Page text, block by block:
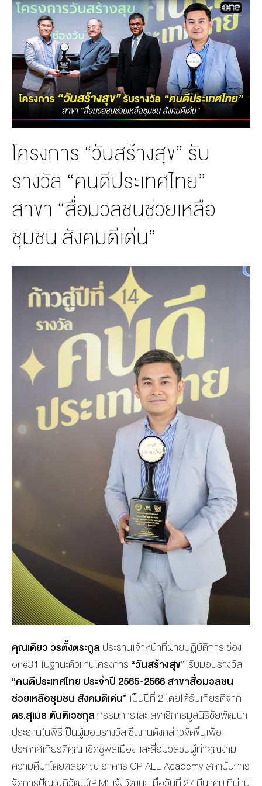
BOARD OF
DIRECTORS
MANAGEMENT
TEAM
ORGANIZATION
CHART
AWARDS
ACTS
STUDIO
โครงการ “วันสร้างสุข” รับ
รางวัล “คนดีประเทศไทย”
สาขา “สื่อมวลชนช่วยเหลือ
ชุมชน สังคมดีเด่น”
คุณเดียว วรตั้งตระกูล ประธานเจ้าหน้าที่ฝ่ายปฏิบัติการ ช่อง
one31 ในฐานะตัวแทนโครงการ “วันสร้างสุข” รับมอบรางวัล
“คนดีประเทศไทย ประจำปี 2565-2566 สาขาสื่อมวลชน
ช่วยเหลือชุมชน สังคมดีเด่น” เป็นปีที่ 2 โดยได้รับเกียรติจาก
ดร.สุเมธ ตันติเวชกุลกรรมการและเลขาธิการมูลนิธิชัยพัฒนา
ประธานในพิธีเป็นผู้มอบรางวัล ซึ่งงานดังกล่าวจัดขึ้นเพื่อ
ประกาศเกียรติคุณ เชิดชูพลเมือง และสื่อมวลชนผู้ทำคุณงาม
ความดีมาโดยตลอด ณ อาคาร CP ALL Academy สถาบันการ